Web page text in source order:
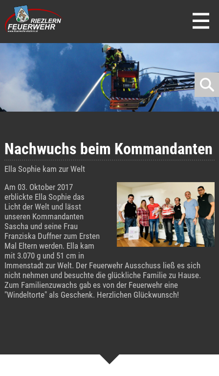
direkt zur Navigation
direkt zum Inhalt
Nachwuchs beim Kommandanten
Ella Sophie kam zur Welt
Am 03. Oktober 2017
erblickte Ella Sophie das
Licht der Welt und lässt
unseren Kommandanten
Sascha und seine Frau
Franziska Duffner zum Ersten
Mal Eltern werden. Ella kam
mit 3.070 g und 51 cm in
Immenstadt zur Welt. Der Feuerwehr Ausschuss ließ es sich
nicht nehmen und besuchte die glückliche Familie zu Hause.
Zum Familienzuwachs gab es von der Feuerwehr eine
"Windeltorte" als Geschenk. Herzlichen Glückwunsch!